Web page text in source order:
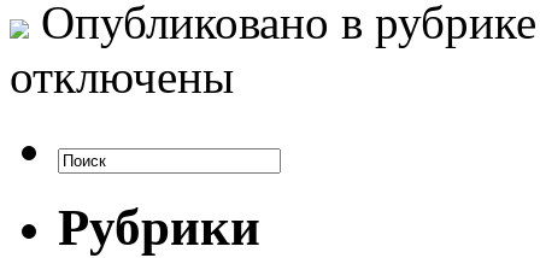
Опубликовано в
отключены
Рубрики